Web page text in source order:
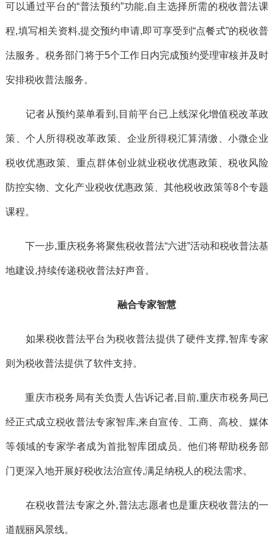
可以通过平台的“普法预约”功能,自主选择所需的税收普法课
程,填写相关资料,提交预约申请,即可享受到“点餐式”的税收普
法服务。税务部门将于5个工作日内完成预约受理审核并及时
安排税收普法服务。
记者从预约菜单看到,目前平台已上线深化增值税改革政
策、个人所得税改革政策、企业所得税汇算清缴、小微企业
税收优惠政策、重点群体创业就业税收优惠政策、税收风险
防控实物、文化产业税收优惠政策、其他税收政策等8个专题
课程。
下一步,重庆税务将聚焦税收普法“六进”活动和税收普法基
地建设,持续传递税收普法好声音。
融合专家智慧
如果税收普法平台为税收普法提供了硬件支撑,智库专家
则为税收普法提供了软件支持。
重庆市税务局有关负责人告诉记者,目前,重庆市税务局已
经正式成立税收普法专家智库,来自宣传、工商、高校、媒体
等领域的专家学者成为首批智库团成员。他们将帮助税务部
门更深入地开展好税收法治宣传,满足纳税人的税法需求。
在税收普法专家之外,普法志愿者也是重庆税收普法的一
道靓丽风景线。